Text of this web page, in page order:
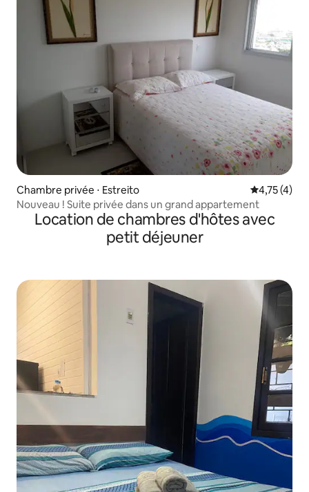
Chambre privée ⋅ Estreito Évaluation
4,75 (4)
Nouveau ! Suite privée dans un grand appartement
Location de chambres d'hôtes avec
petit déjeuner